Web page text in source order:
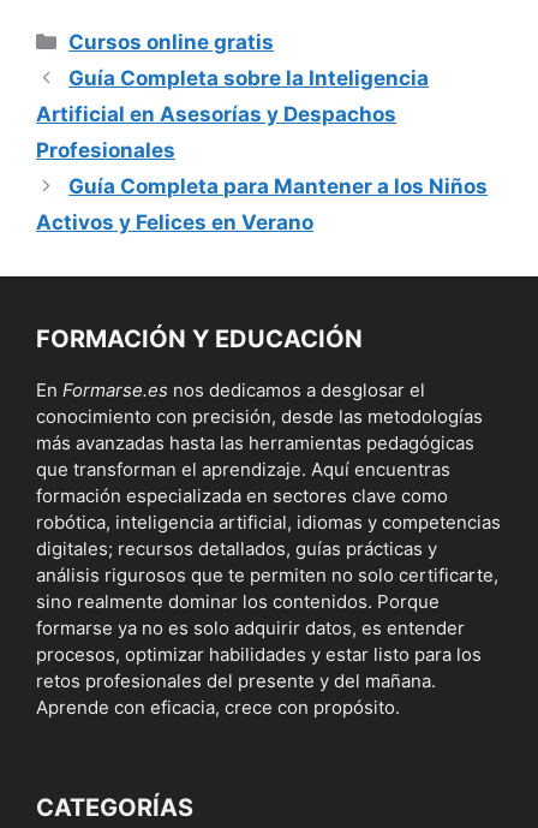
Categorías
Cursos online gratis
Guía Completa sobre la Inteligencia
Artificial en Asesorías y Despachos
Profesionales
Guía Completa para Mantener a los Niños
Activos y Felices en Verano
FORMACIÓN Y EDUCACIÓN
En Formarse.es nos dedicamos a desglosar el
conocimiento con precisión, desde las metodologías
más avanzadas hasta las herramientas pedagógicas
que transforman el aprendizaje. Aquí encuentras
formación especializada en sectores clave como
robótica, inteligencia artificial, idiomas y competencias
digitales; recursos detallados, guías prácticas y
análisis rigurosos que te permiten no solo certificarte,
sino realmente dominar los contenidos. Porque
formarse ya no es solo adquirir datos, es entender
procesos, optimizar habilidades y estar listo para los
retos profesionales del presente y del mañana.
Aprende con eficacia, crece con propósito.
CATEGORÍAS